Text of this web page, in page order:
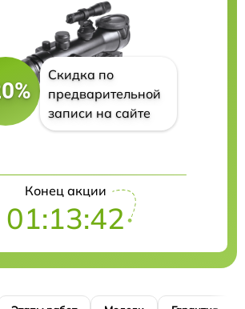
Скидка по
предварительной
записи на сайте
Конец акции
01:13:41